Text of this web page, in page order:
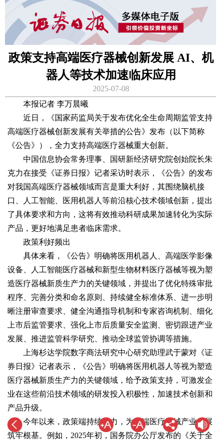
政策支持高端医疗器械创新发展 AI、机
器人等技术加速临床应用
2025-07-08
本报记者 李万晨曦
近日，《国家药监局关于发布优化全生命周期监管支持
高端医疗器械创新发展有关举措的公告》发布（以下简称
《公告》），全力支持高端医疗器械重大创新。
中国信息协会常务理事、国研新经济研究院创始院长朱
克力在接受《证券日报》记者采访时表示，《公告》的发布
对我国高端医疗器械领域而言是重大利好，其围绕脑机接
口、人工智能、医用机器人等前沿核心技术领域创新，提出
了具体要求和方向，这将有效推动科研成果加速转化为实际
产品，更好地满足患者临床需求。
政策利好频出
具体来看，《公告》明确将医用机器人、高端医学影像
设备、人工智能医疗器械和新型生物材料医疗器械等视为塑
造医疗器械新质生产力的关键领域，并提出了优化特殊审批
程序、完善分类和命名原则、持续健全标准体系、进一步明
晰注册审查要求、健全沟通指导机制和专家咨询机制、细化
上市后监管要求、强化上市后质量安全监测、密切跟进产业
发展、推进监管科学研究、推动全球监管协调等措施。
上海杉达学院数字商法研究中心研究助理武于蒙对《证
券日报》记者表示，《公告》明确将医用机器人等视为塑造
医疗器械新质生产力的关键领域，给予政策支持，可激发企
业在这些前沿技术领域的研发投入积极性，加速技术创新和
产品升级。
今年以来，政策端持续发力，为高端医疗器械产业发展
筑牢根基。例如，2025年初，国务院办公厅发布的《关于全